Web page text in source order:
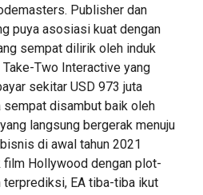
Publisher dan
puya asosiasi kuat dengan
sempat dilirik oleh induk
Two Interactive yang
sekitar USD 973 juta
sempat disambut baik oleh
langsung bergerak menuju
di awal tahun 2021
film Hollywood dengan plot-
EA tiba-tiba ikut